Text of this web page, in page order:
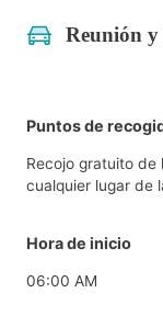
Reunión y
Puntos de
Recojo gratuito de
cualquier lugar de
Hora de inicio
06:00 AM